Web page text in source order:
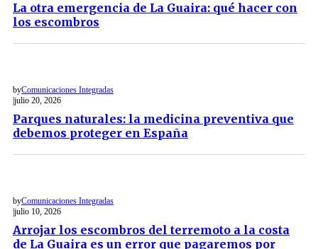
La otra emergencia de La Guaira: qué hacer con
los escombros
byComunicaciones Integradas
julio 20, 2026
Parques naturales: la medicina preventiva que
debemos proteger en España
byComunicaciones Integradas
julio 10, 2026
Arrojar los escombros del terremoto a la costa
de La Guaira es un error que pagaremos por